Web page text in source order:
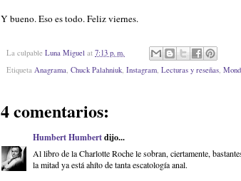
Y bueno. Eso es todo. Feliz viernes.
La culpable Luna Miguel at 7:13 p. m.
Etiqueta Anagrama, Chuck Palahniuk, Instagram, Lecturas y reseñas,
4 comentarios:
Humbert Humbertdijo...
Al libro de la Charlotte Roche le sobran, ciertamente,
la mitad ya está ahíto de tanta escatología anal.